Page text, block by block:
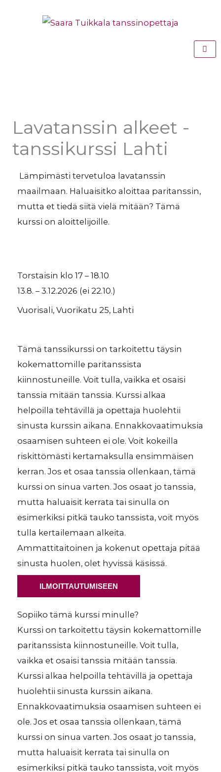
Lavatanssin alkeet -
tanssikurssi Lahti
Lämpimästi tervetuloa lavatanssin
maailmaan. Haluaisitko aloittaa paritanssin,
mutta et tiedä siitä vielä mitään? Tämä
kurssi on aloittelijoille.
Torstaisin klo 17 – 18.10
13.8. – 3.12.2026 (ei 22.10.)
Vuorisali, Vuorikatu 25, Lahti
Tämä tanssikurssi on tarkoitettu täysin
kokemattomille paritanssista
kiinnostuneille. Voit tulla, vaikka et osaisi
tanssia mitään tanssia. Kurssi alkaa
helpoilla tehtävillä ja opettaja huolehtii
sinusta kurssin aikana. Ennakkovaatimuksia
osaamisen suhteen ei ole. Voit kokeilla
riskittömästi kertamaksulla ensimmäisen
kerran. Jos et osaa tanssia ollenkaan, tämä
kurssi on sinua varten. Jos osaat jo tanssia,
mutta haluaisit kerrata tai sinulla on
esimerkiksi pitkä tauko tanssista, voit myös
tulla kertailemaan alkeita.
Ammattitaitoinen ja kokenut opettaja pitää
sinusta huolen, olet hyvissä käsissä.
ILMOITTAUTUMISEEN
Sopiiko tämä kurssi minulle?
Kurssi on tarkoitettu täysin kokemattomille
paritanssista kiinnostuneille. Voit tulla,
vaikka et osaisi tanssia mitään tanssia.
Kurssi alkaa helpoilla tehtävillä ja opettaja
huolehtii sinusta kurssin aikana.
Ennakkovaatimuksia osaamisen suhteen ei
ole. Jos et osaa tanssia ollenkaan, tämä
kurssi on sinua varten. Jos osaat jo tanssia,
mutta haluaisit kerrata tai sinulla on
esimerkiksi pitkä tauko tanssista, voit myös